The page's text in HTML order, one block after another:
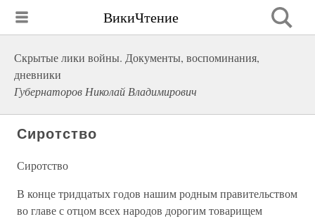
ВикиЧтение
Скрытые лики войны. Документы, воспоминания,
дневники
Губернаторов Николай Владимирович
Сиротство
Сиротство
В конце тридцатых годов нашим родным правительством
во главе с отцом всех народов дорогим товарищем